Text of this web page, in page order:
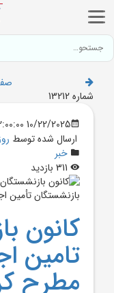
شماره 13212
10/22/2025 12:00:00 AM
ارسال شده توسط
خبر
کانون
تامين
مطرح